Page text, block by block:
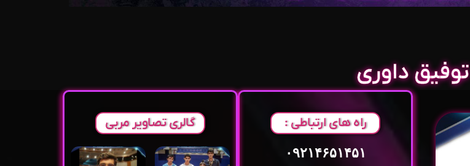
توفیق داوری
راه های ارتباطی :
۰۹۲۱۴۶۵۱۴۵۱
گالری تصاویر مربی